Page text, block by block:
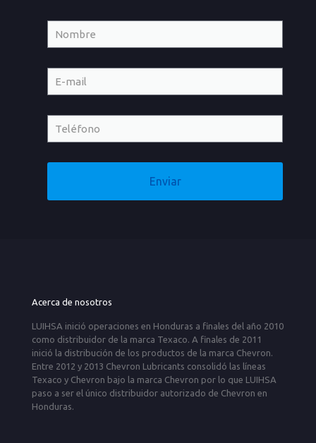
Acerca de nosotros
LUIHSA inició operaciones en Honduras a finales del año 2010
como distribuidor de la marca Texaco. A finales de 2011
inició la distribución de los productos de la marca Chevron.
Entre 2012 y 2013 Chevron Lubricants consolidó las líneas
Texaco y Chevron bajo la marca Chevron por lo que LUIHSA
paso a ser el único distribuidor autorizado de Chevron en
Honduras.